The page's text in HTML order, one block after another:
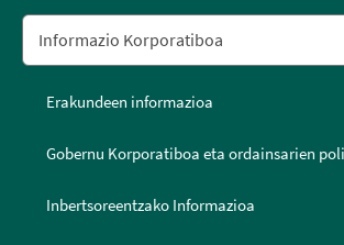
Erakundeen informazioa
Gobernu Korporatiboa eta ordainsarien
Inbertsoreentzako Informazioa